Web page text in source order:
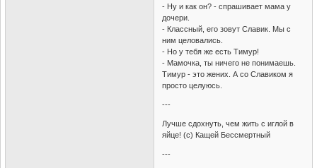
- Ну и как он? - спрашивает мама у
дочери.
- Классный, его зовут Славик. Мы с
ним целовались.
- Но у тебя же есть Тимур!
- Мамочка, ты ничего не понимаешь.
Тимур - это жених. А со Славиком я
просто целуюсь.
---
Лучше сдохнуть, чем жить с иглой в
яйце! (с) Кащей Бессмертный
---